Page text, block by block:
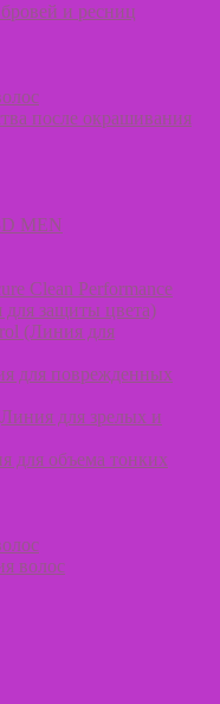
и ресниц
после окрашивания
MEN
Clean Performance
защиты цвета)
(Линия для
для поврежденных
для зрелых и
для объема тонких
волос